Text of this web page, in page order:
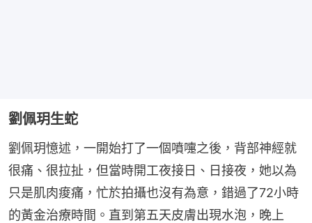
劉佩玥生蛇
劉佩玥憶述，一開始打了一個噴嚏之後，背部神經就
很痛、很拉扯，但當時開工夜接日、日接夜，她以為
只是肌肉痠痛，忙於拍攝也沒有為意，錯過了72小時
的黃金治療時間。直到第五天皮膚出現水泡，晚上